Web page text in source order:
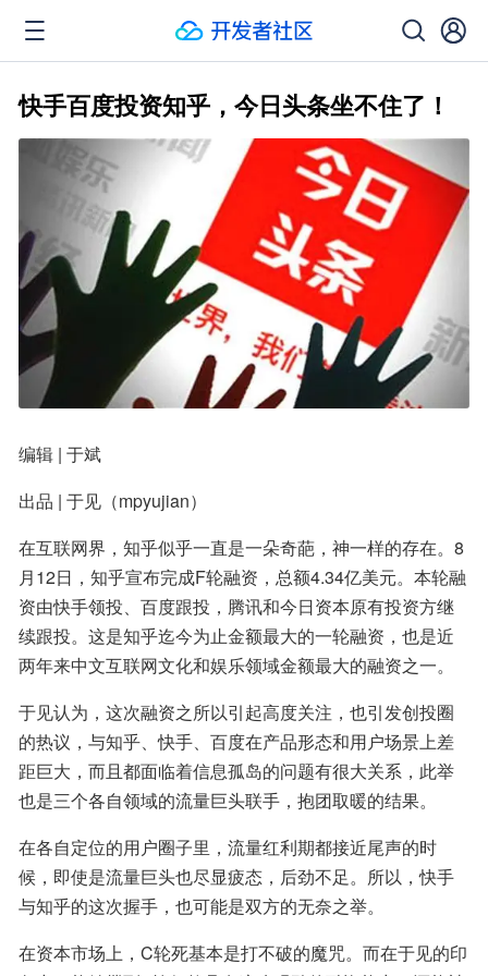
快手百度投资知乎，今日头条坐不住了！
编辑 | 于斌
出品 | 于见（mpyujian）
在互联网界，知乎似乎一直是一朵奇葩，神一样的存在。8
月12日，知乎宣布完成F轮融资，总额4.34亿美元。本轮融
资由快手领投、百度跟投，腾讯和今日资本原有投资方继
续跟投。这是知乎迄今为止金额最大的一轮融资，也是近
两年来中文互联网文化和娱乐领域金额最大的融资之一。
于见认为，这次融资之所以引起高度关注，也引发创投圈
的热议，与知乎、快手、百度在产品形态和用户场景上差
距巨大，而且都面临着信息孤岛的问题有很大关系，此举
也是三个各自领域的流量巨头联手，抱团取暖的结果。
在各自定位的用户圈子里，流量红利期都接近尾声的时
候，即使是流量巨头也尽显疲态，后劲不足。所以，快手
与知乎的这次握手，也可能是双方的无奈之举。
在资本市场上，C轮死基本是打不破的魔咒。而在于见的印